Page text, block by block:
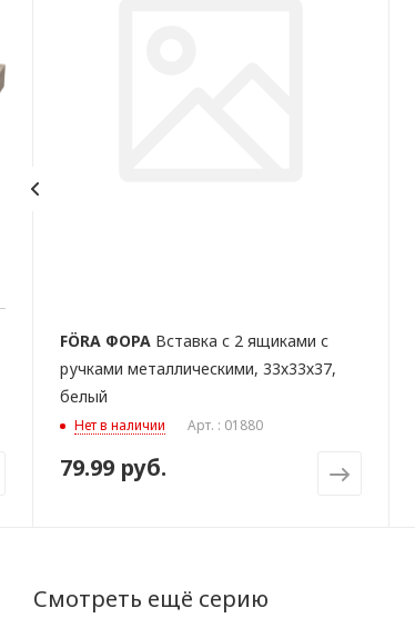
FÖRA ФОРА Вставка с 2 ящиками с
ручками металлическими, 33х33х37,
белый
Нет в наличии Арт. : 01880
79.99 руб.
Смотреть ещё серию